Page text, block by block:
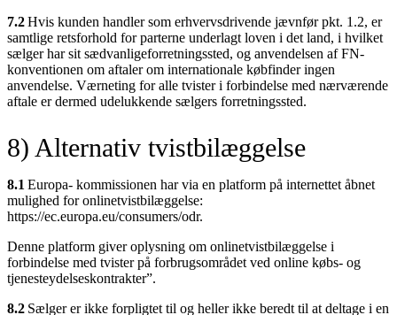
7.2Hvis kunden handler som erhvervsdrivende jævnfør pkt. 1.2, er
samtlige retsforhold for parterne underlagt loven i det land, i hvilket
sælger har sit sædvanligeforretningssted, og anvendelsen af FN-
konventionen om aftaler om internationale købfinder ingen
anvendelse. Værneting for alle tvister i forbindelse med nærværende
aftale er dermed udelukkende sælgers forretningssted.
8) Alternativ tvistbilæggelse
8.1 Europa- kommissionen har via en platform på internettet åbnet
mulighed for onlinetvistbilæggelse:
https://ec.europa.eu/consumers/odr.
Denne platform giver oplysning om onlinetvistbilæggelse i
forbindelse med tvister på forbrugsområdet ved online købs- og
tjenesteydelseskontrakter”.
8.2 Sælger er ikke forpligtet til og heller ikke beredt til at deltage i en